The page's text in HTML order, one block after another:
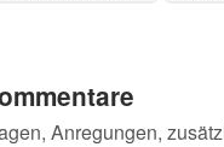
Anregungen,